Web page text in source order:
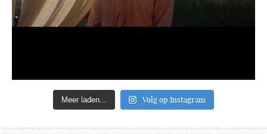
Meer laden... Volg op Instagram